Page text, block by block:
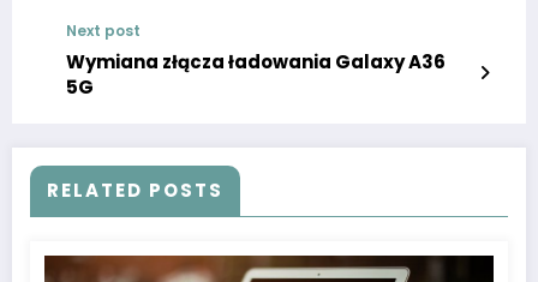
Next post
Wymiana złącza ładowania Galaxy A36
5G
RELATED POSTS